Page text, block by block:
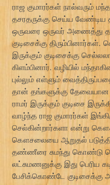
ராஜ குமாரர்கள் நால்வரும்
தசரதருக்கு செய்ய
ஒருவரை ஒருவர் அணைத்து
குடிசைக்கு
இருக்கும் குடிசைக்கு
கிளம்பினார். வழியில்
புல்லும் எள்ளும்
தான் தங்களுக்கு
ராமர் இருக்கும் குடிசை
வாழ்ந்த ராஜ குமாரர்கள்
செல்கின்றார்களா என்று
கௌசலையை ஆறுதல்
தண்ணீரை சுமந்து கொண்டு
லட்சுமணனுக்கு இது பெரிய
பேசிக்கொண்டே குடிசைக்கு